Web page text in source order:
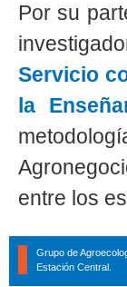
Por su
Servicio
la
entre los
Grupo de
Estación Central.